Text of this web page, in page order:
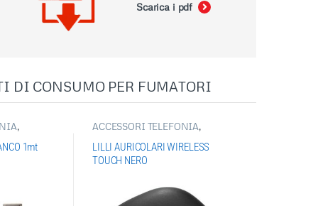
Scarica i pdf
DI CONSUMO PER FUMATORI
,
,USB
1mt
ACCESSORI TELEFONIA,
AURICOLARI ,ELETTRONICA
LILLI AURICOLARI WIRELESS
TOUCH NERO